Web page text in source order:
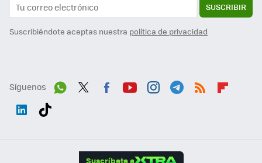
SUSCRIBIR
Suscribiéndote aceptas nuestra política de privacidad
Síguenos
Suscríbete a